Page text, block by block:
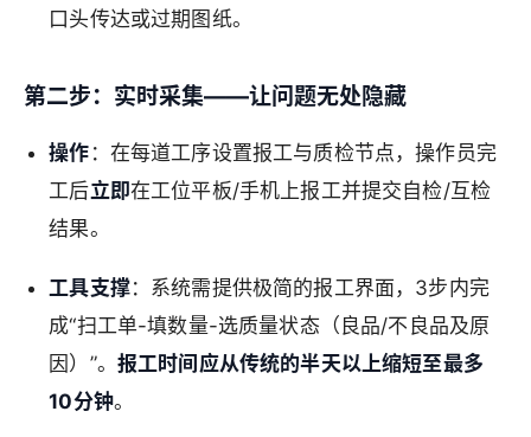
口头传达或过期图纸。
第二步：实时采集——让问题无处隐藏
操作 ：在每道工序设置报工与质检节点，操作员完
工后立即在工位平板/手机上报工并提交自检/互检
结果。
工具支撑：系统需提供极简的报工界面，3步内完
成“扫工单-填数量-选质量状态（良品/不良品及原
因）”。 报工时间应从传统的半天以上缩短至最多
10分钟。